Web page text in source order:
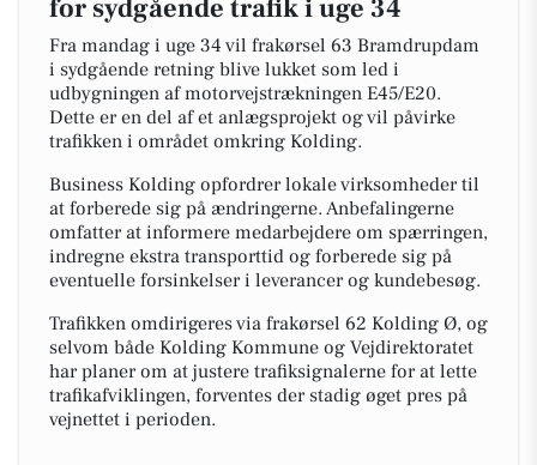
for sydgående trafik i uge 34
Fra mandag i uge 34 vil frakørsel 63 Bramdrupdam
i sydgående retning blive lukket som led i
udbygningen af motorvejstrækningen E45/E20.
Dette er en del af et anlægsprojekt og vil påvirke
trafikken i området omkring Kolding.
Business Kolding opfordrer lokale virksomheder til
at forberede sig på ændringerne. Anbefalingerne
omfatter at informere medarbejdere om spærringen,
indregne ekstra transporttid og forberede sig på
eventuelle forsinkelser i leverancer og kundebesøg.
Trafikken omdirigeres via frakørsel 62 Kolding Ø, og
selvom både Kolding Kommune og Vejdirektoratet
har planer om at justere trafiksignalerne for at lette
trafikafviklingen, forventes der stadig øget pres på
vejnettet i perioden.